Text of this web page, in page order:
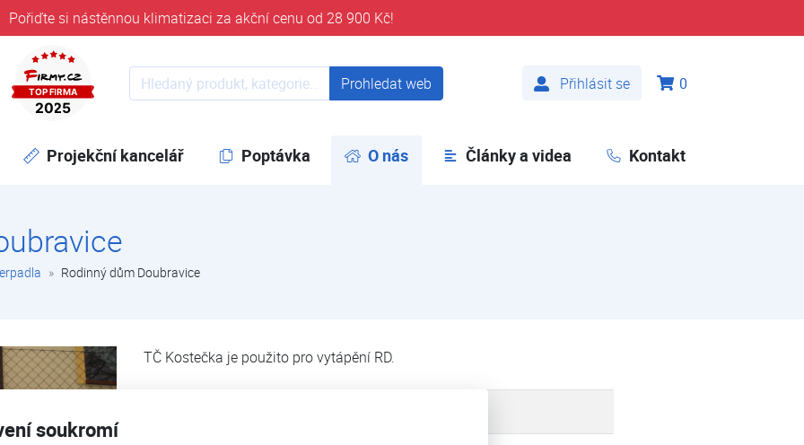
soukromí
Pořiďte si nástěnnou klimatizaci za akční cenu od 28 900 Kč!
časem 32 let
Přihlásit se
0
Prohledat web Prohledat web
Projekční kancelář Poptávka O nás (aktuální)Články a videa Kontakt
Rodinný dům Doubravice
TČ Kostečka je použito pro vytápění RD.